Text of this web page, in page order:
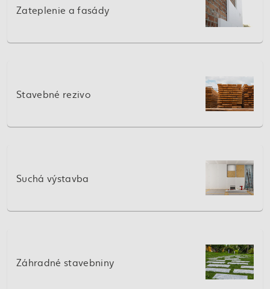
Zateplenie a fasády
Stavebné rezivo
Suchá výstavba
Záhradné stavebniny